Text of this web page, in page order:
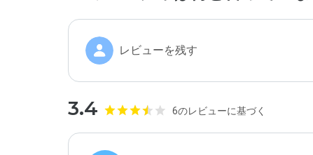
レビューを残す
3.4 6のレビューに基づく